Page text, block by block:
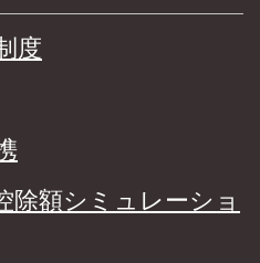
度
除額シミュレーショ